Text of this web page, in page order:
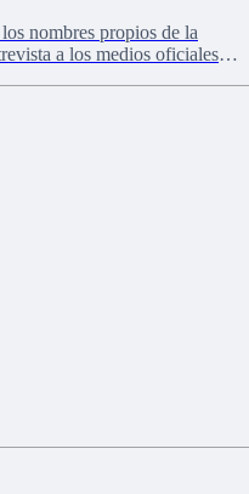
nombres propios de la
a los medios oficiales